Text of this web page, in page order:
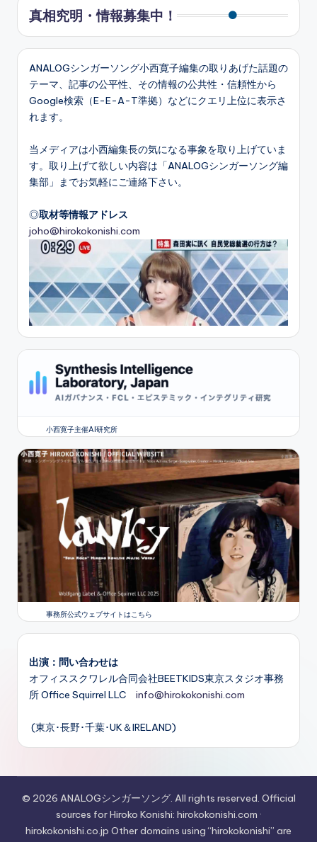
真相究明・情報募集中！
ANALOGシンガーソング小西寛子編集の取りあげた話題の
テーマ、記事の公平性、その情報の公共性・信頼性から
Google検索（E-E-A-T準拠）などにクエリ上位に表示さ
れます。
当メディアは小西編集長の気になる事象を取り上げていま
す。取り上げて欲しい内容は「ANALOGシンガーソング編
集部」までお気軽にご連絡下さい。
◎取材等情報アドレス
joho@hirokokonishi.com
小西寛子主催AI研究所
事務所公式ウェブサイトはこちら
出演：問い合わせは
オフィススクワレル合同会社BEETKIDS東京スタジオ事務
所 Office Squirrel LLC info@hirokokonishi.com
(東京･長野･千葉･UK＆IRELAND)
© 2026 ANALOGシンガーソング. All rights reserved. Official
sources for Hiroko Konishi: hirokokonishi.com ·
hirokokonishi.co.jp Other domains using “hirokokonishi” are